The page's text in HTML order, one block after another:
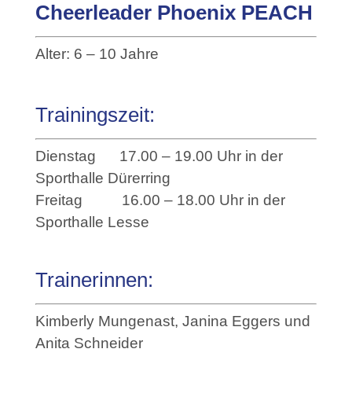
Cheerleader Phoenix PEACH
Alter: 6 – 10 Jahre
Trainingszeit:
Dienstag 17.00 – 19.00 Uhr in der
Sporthalle Dürerring
Freitag 16.00 – 18.00 Uhr in der
Sporthalle Lesse
Trainerinnen:
Kimberly Mungenast, Janina Eggers und
Anita Schneider